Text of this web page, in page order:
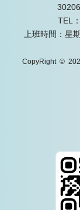
TEL
上班時間：星
CopyRight ©